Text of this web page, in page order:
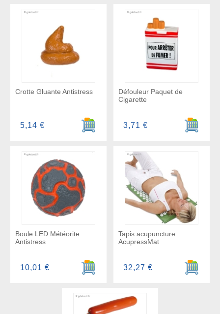
Crotte Gluante Antistress
Ajouter au panier
5,14 €
Défouleur Paquet de
Cigarette
Ajouter
3,71 €
Boule LED Météorite
Antistress
Ajouter au panier
10,01 €
Tapis acupuncture
AcupressMat
Ajouter
32,27 €